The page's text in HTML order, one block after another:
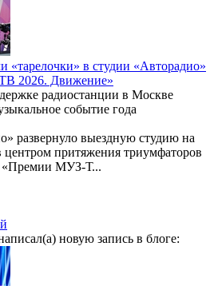
«тарелочки» в студии «Авторадио»
2026. Движение»
радиостанции в Москве
событие года
развернуло выездную студию на
центром притяжения триумфаторов
«Премии МУЗ-Т...
новую запись в блоге: